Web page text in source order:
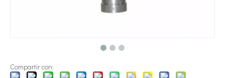
Actualmente, la investigación sobre la extracción de antioxidantes
Compartir con: